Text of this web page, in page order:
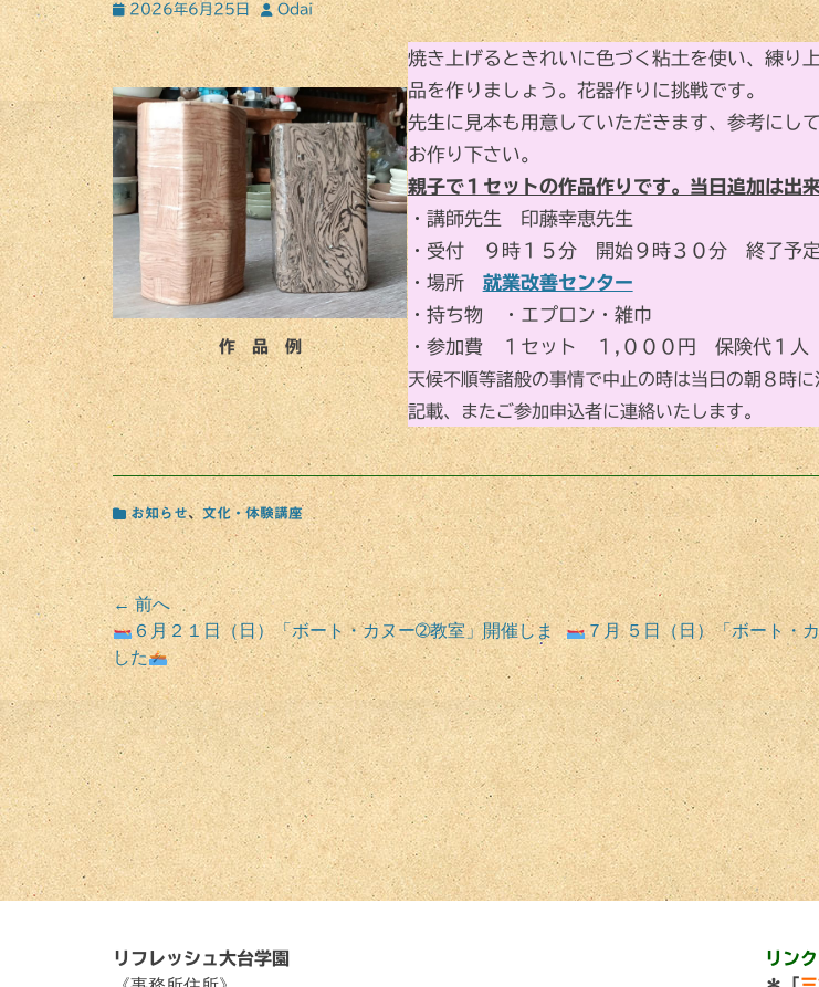
投
稿
日
2026年6月25日
投
稿
者
Odai
作 品 例
焼き上げるときれいに色づく粘土を使い、練り
品を作りましょう。花器作りに挑戦です。
先生に見本も用意していただきます、参考にし
お作り下さい。
親子で１セットの作品作りです。当日追加は出来
・講師先生 印藤幸恵先生
・受付 ９時１５分 開始９時３０分 終了予定
・場所 就業改善センター
・持ち物 ・エプロン・雑巾
・参加費 １セット １,０００円 保険代１人
天候不順等諸般の事情で中止の時は当日の朝８時
記載、またご参加申込者に連絡いたします。
カ
テ
ゴ
リ
ー
お知らせ、文化・体験講座
投
稿
ナ
ビ
ゲ
ー
シ
ョ
ン
← 前へ
前
の
投
稿:
６月２１日（日）「ボート・カヌー➁教室」開催しま
した
次
の
投
稿:
７月 ５日（日）「ボート・
リフレッシュ大台学園
リンク